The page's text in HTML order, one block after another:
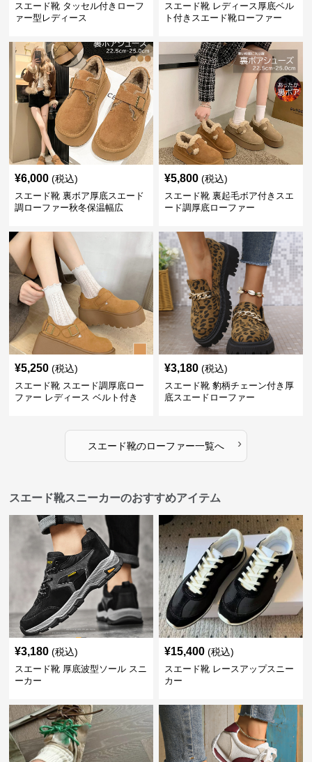
スエード靴 タッセル付きローフ
ァー型レディース
スエード靴 レディース厚底ベル
ト付きスエード靴ローファー
¥6,000 (税込)
スエード靴 裏ボア厚底スエード
調ローファー秋冬保温幅広
¥5,800 (税込)
スエード靴 裏起毛ボア付きスエ
ード調厚底ローファー
¥5,250 (税込)
スエード靴 スエード調厚底ロー
ファー レディース ベルト付き
¥3,180 (税込)
スエード靴 豹柄チェーン付き厚
底スエードローファー
スエード靴のローファー一覧へ ›
スエード靴スニーカーのおすすめアイテム
¥3,180 (税込)
スエード靴 厚底波型ソール スニ
ーカー
¥15,400 (税込)
スエード靴 レースアップスニー
カー